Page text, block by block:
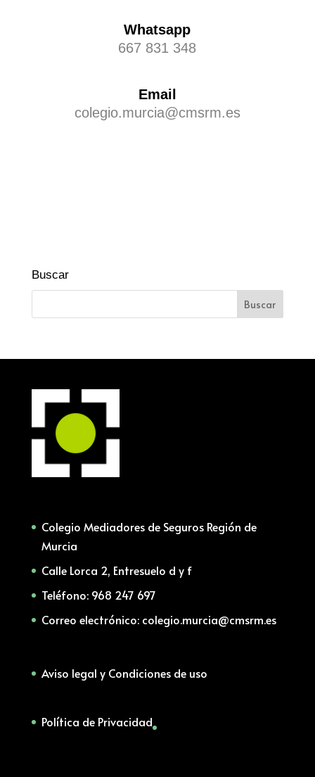
Whatsapp
667 831 348
Email
colegio.murcia@cmsrm.es
Buscar
Colegio Mediadores de Seguros Región de
Murcia
Calle Lorca 2, Entresuelo d y f
Teléfono: 968 247 697
Correo electrónico: colegio.murcia@cmsrm.es
Aviso legal y Condiciones de uso
Política de Privacidad